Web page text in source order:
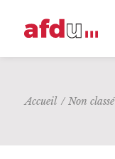
Accueil / Non classé